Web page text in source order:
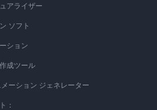
アライザー
ソフト
ション
成ツール
ーション ジェネレーター
：